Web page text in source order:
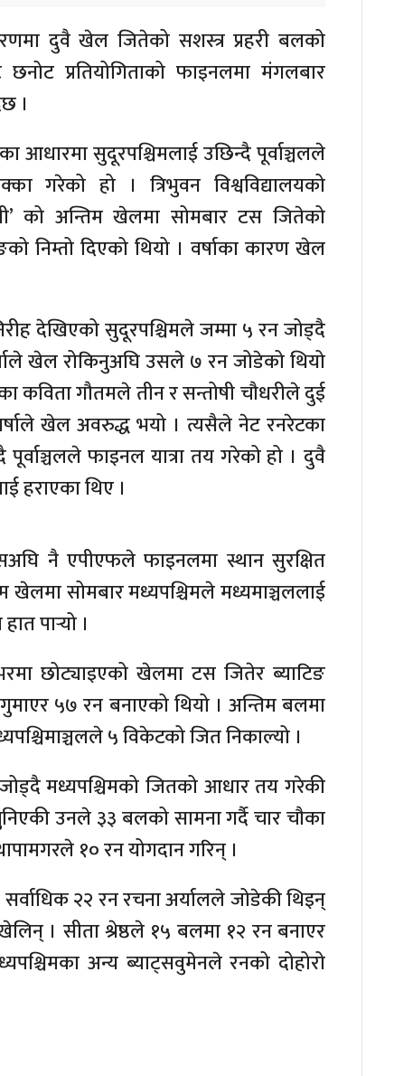
दुवै खेल जितेको सशस्त्र प्रहरी बलको
प्रतियोगिताको फाइनलमा मंगलबार
।
आधारमा सुदूरपश्चिमलाई उछिन्दै पूर्वाञ्चलले
गरेको हो । त्रिभुवन विश्वविद्यालयको
को अन्तिम खेलमा सोमबार टस जितेको
निम्तो दिएको थियो । वर्षाका कारण खेल
देखिएको सुदूरपश्चिमले जम्मा ५ रन जोड्दै
खेल रोकिनुअघि उसले ७ रन जोडेको थियो
कविता गौतमले तीन र सन्तोषी चौधरीले दुई
खेल अवरुद्ध भयो । त्यसैले नेट रनरेटका
फाइनल यात्रा तय गरेको हो । दुवै
हराएका थिए ।
नै एपीएफले फाइनलमा स्थान सुरक्षित
सोमबार मध्यपश्चिमले मध्यमाञ्चललाई
पार्‍यो ।
छोट्याइएको खेलमा टस जितेर ब्याटिङ
५७ रन बनाएको थियो । अन्तिम बलमा
५ विकेटको जित निकाल्यो ।
मध्यपश्चिमको जितको आधार तय गरेकी
उनले ३३ बलको सामना गर्दै चार चौका
१० रन योगदान गरिन् ।
२२ रन रचना अर्यालले जोडेकी थिइन्
। सीता श्रेष्ठले १५ बलमा १२ रन बनाएर
अन्य ब्याट्सवुमेनले रनको दोहोरो